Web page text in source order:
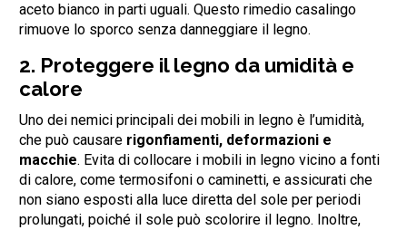
aceto bianco in parti uguali. Questo rimedio casalingo
rimuove lo sporco senza danneggiare il legno.
2. Proteggere il legno da umidità e
calore
Uno dei nemici principali dei mobili in legno è l’umidità,
che può causare rigonfiamenti, deformazioni e
macchie. Evita di collocare i mobili in legno vicino a fonti
di calore, come termosifoni o caminetti, e assicurati che
non siano esposti alla luce diretta del sole per periodi
prolungati, poiché il sole può scolorire il legno. Inoltre,